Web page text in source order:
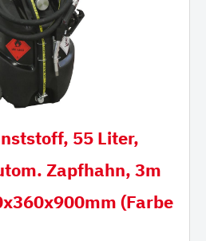
55 Liter,
Zapfhahn, 3m
(Farbe